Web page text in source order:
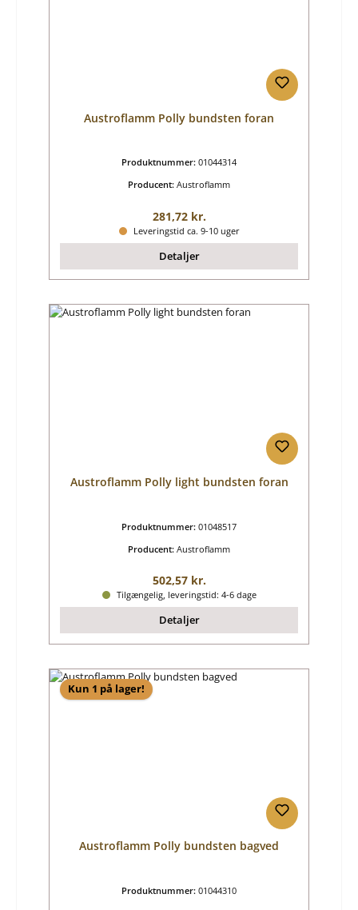
Austroflamm Polly bundsten foran
Produktnummer: 01044314
Producent: Austroflamm
Almindelig pris:
281,72 kr.
Leveringstid ca. 9-10 uger
Detaljer
Austroflamm Polly light bundsten foran
Produktnummer: 01048517
Producent: Austroflamm
Almindelig pris:
502,57 kr.
Tilgængelig, leveringstid: 4-6 dage
Detaljer
Kun 1 på lager!
Austroflamm Polly bundsten bagved
Produktnummer: 01044310